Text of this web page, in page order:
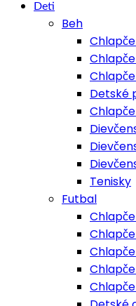
Deti
Beh
Detské
Tenisky
Futbal